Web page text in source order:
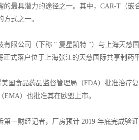
的最具潜力的途径之一。其中，CAR-T（
式之一。
有限公司（下称 " 复星凯特 "）与上海天慈
正式落户位于上海张江的天慈国际共享制药
美国食品药品监督管理局（FDA）批准治疗
EMA）也批准其在欧盟上市。
一财经记者，厂房预计 2019 年底完成验证